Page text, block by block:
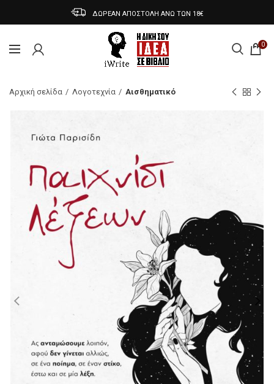
ΔΩΡΕΑΝ ΑΠΟΣΤΟΛΗ ΑΝΩ ΤΩΝ 18€
0
Αρχική σελίδα Λογοτεχνία Αισθηματικό